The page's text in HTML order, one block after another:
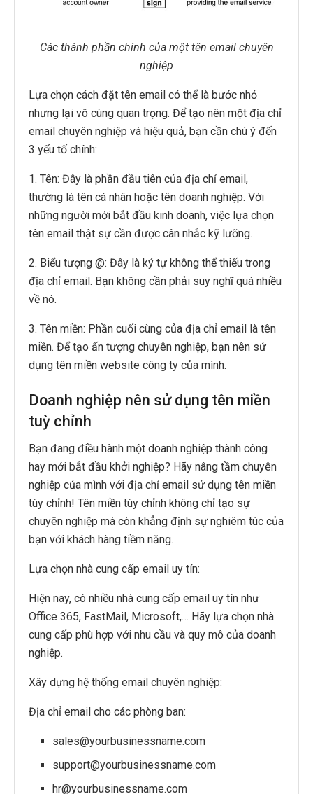
Các thành phần chính của một tên email chuyên
nghiệp
Lựa chọn cách đặt tên email có thể là bước nhỏ
nhưng lại vô cùng quan trọng. Để tạo nên một địa chỉ
email chuyên nghiệp và hiệu quả, bạn cần chú ý đến
3 yếu tố chính:
1. Tên: Đây là phần đầu tiên của địa chỉ email,
thường là tên cá nhân hoặc tên doanh nghiệp. Với
những người mới bắt đầu kinh doanh, việc lựa chọn
tên email thật sự cần được cân nhắc kỹ lưỡng.
2. Biểu tượng @: Đây là ký tự không thể thiếu trong
địa chỉ email. Bạn không cần phải suy nghĩ quá nhiều
về nó.
3. Tên miền: Phần cuối cùng của địa chỉ email là tên
miền. Để tạo ấn tượng chuyên nghiệp, bạn nên sử
dụng tên miền website công ty của mình.
Doanh nghiệp nên sử dụng tên miền
tuỳ chỉnh
Bạn đang điều hành một doanh nghiệp thành công
hay mới bắt đầu khởi nghiệp? Hãy nâng tầm chuyên
nghiệp của mình với địa chỉ email sử dụng tên miền
tùy chỉnh! Tên miền tùy chỉnh không chỉ tạo sự
chuyên nghiệp mà còn khẳng định sự nghiêm túc của
bạn với khách hàng tiềm năng.
Lựa chọn nhà cung cấp email uy tín:
Hiện nay, có nhiều nhà cung cấp email uy tín như
Office 365, FastMail, Microsoft,… Hãy lựa chọn nhà
cung cấp phù hợp với nhu cầu và quy mô của doanh
nghiệp.
Xây dựng hệ thống email chuyên nghiệp:
Địa chỉ email cho các phòng ban:
sales@yourbusinessname.com
support@yourbusinessname.com
hr@yourbusinessname.com